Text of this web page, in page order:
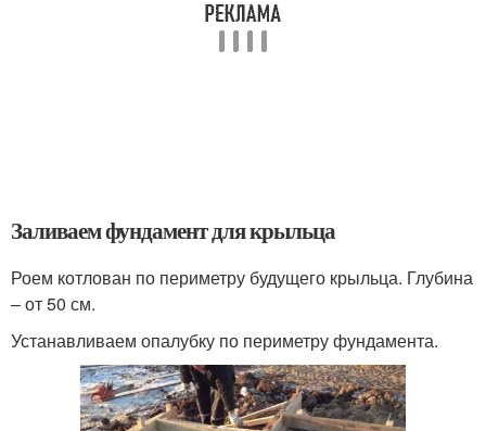
Заливаем фундамент для крыльца
Роем котлован по периметру будущего крыльца. Глубина
– от 50 см.
Устанавливаем опалубку по периметру фундамента.